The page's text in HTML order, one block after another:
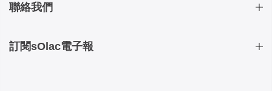
聯絡我們
訂閱sOlac電子報